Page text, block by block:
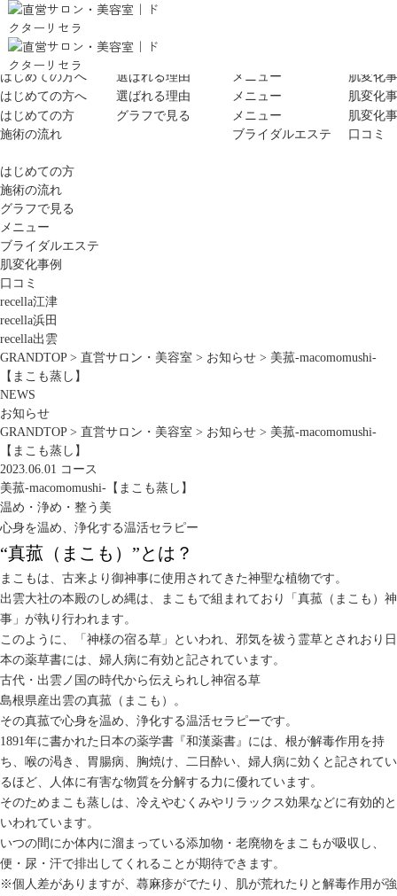
はじめての方へ
はじめての方へ
はじめての方
施術の流れ
選ばれる理由
選ばれる理由
グラフで見る
メニュー
メニュー
メニュー
ブライダルエステ
肌変化
肌変化
肌変化
口コミ
はじめての方
施術の流れ
グラフで見る
メニュー
ブライダルエステ
肌変化事例
口コミ
recella江津
recella浜田
recella出雲
GRANDTOP> 直営サロン・美容室 > お知らせ > 美菰‐macomomushi‐
【まこも蒸し】
NEWS
お知らせ
GRANDTOP> 直営サロン・美容室 > お知らせ > 美菰‐macomomushi‐
【まこも蒸し】
2023.06.01 コース
美菰‐macomomushi‐【まこも蒸し】
温め・浄め・整う美
心身を温め、浄化する温活セラピー
“真菰（まこも）”とは ？
まこもは、古来より御神事に使用されてきた神聖な植物です。
出雲大社の本殿のしめ縄は、まこもで組まれており「真菰（まこも）神
事」が執り行われます。
このように、「神様の宿る草」といわれ、邪気を祓う霊草とされおり日
本の薬草書には、婦人病に有効と記されています。
古代・出雲ノ国の時代から伝えられし神宿る草
島根県産出雲の真菰（まこも）。
その真菰で心身を温め、浄化する温活セラピーです。
1891年に書かれた日本の薬学書『和漢薬書』には、根が解毒作用を持
ち、喉の渇き、胃腸病、胸焼け、二日酔い、婦人病に効くと記されてい
るほど、人体に有害な物質を分解する力に優れています。
そのためまこも蒸しは、 冷え やむくみや リラックス効果などに有効的と
いわれています。
いつの間にか体内に溜まっている添加物・老廃物をまこもが吸収し、
便・尿・汗で排出してくれることが期待できます。
※個人差がありますが、蕁麻疹がでたり、肌が荒れたりと解毒作用が強